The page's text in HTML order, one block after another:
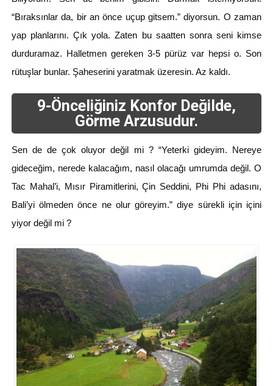
“Bıraksınlar da, bir an önce uçup gitsem.” diyorsun. O zaman
yap planlarını. Çık yola. Zaten bu saatten sonra seni kimse
durduramaz. Halletmen gereken 3-5 pürüz var hepsi o. Son
rütuşlar bunlar. Şaheserini yaratmak üzeresin. Az kaldı.
9-Önceliğiniz Konfor Değilde,
Görme Arzusudur.
Sen de de çok oluyor değil mi ? “Yeterki gideyim. Nereye
gideceğim, nerede kalacağım, nasıl olacağı umrumda değil. O
Tac Mahal’i, Mısır Piramitlerini, Çin Seddini, Phi Phi adasını,
Bali’yi ölmeden önce ne olur göreyim.” diye sürekli için içini
yiyor değil mi ?